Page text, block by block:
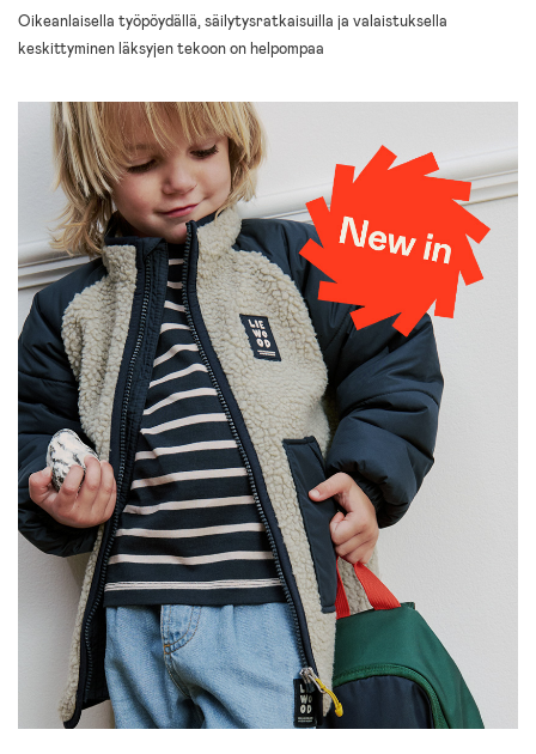
Oikeanlaisella työpöydällä, säilytysratkaisuilla ja valaistuksella
keskittyminen läksyjen tekoon on helpompaa